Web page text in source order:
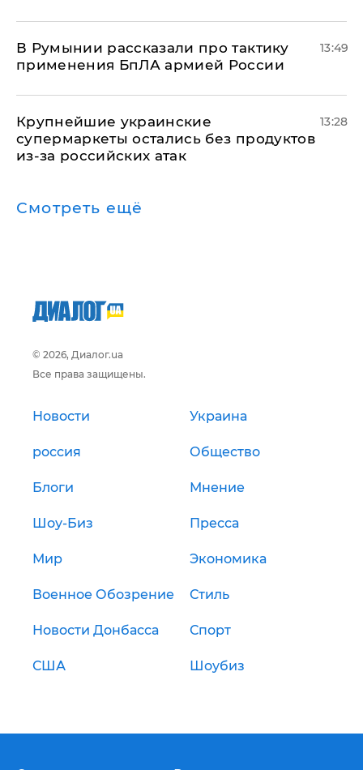
В Румынии рассказали про тактику
применения БпЛА армией России
13:49
Крупнейшие украинские
супермаркеты остались без продуктов
из-за российских атак
13:28
Смотреть ещё
© 2026, Диалог.ua
Все права защищены.
Новости Украина
россия Общество
Блоги Мнение
Шоу-Биз Пресса
Мир Экономика
Военное Обозрение Стиль
Новости Донбасса Спорт
США Шоубиз